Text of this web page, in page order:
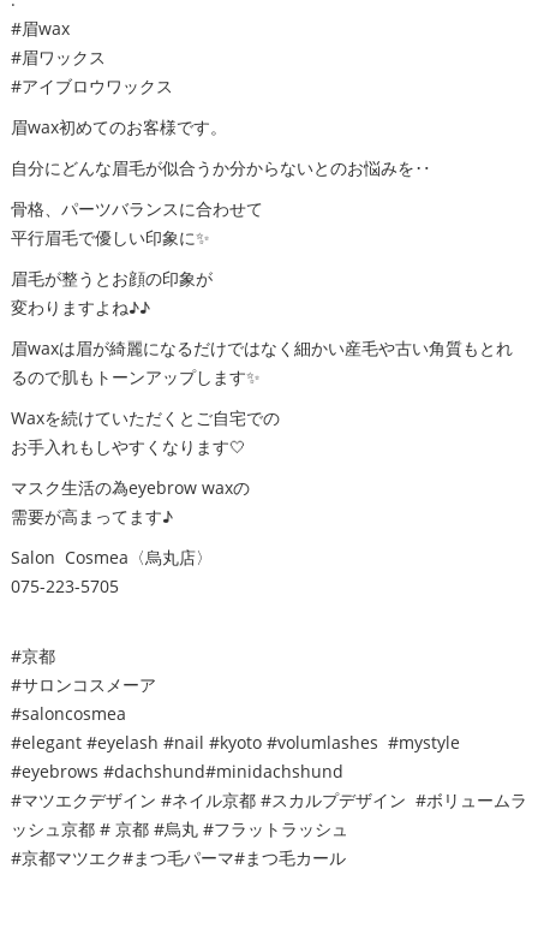
#眉wax
#眉ワックス
#アイブロウワックス
眉wax初めてのお客様です。
自分にどんな眉毛が似合うか分からないとのお悩みを‥
骨格、パーツバランスに合わせて
平行眉毛で優しい印象に✨
眉毛が整うとお顔の印象が
変わりますよね♪♪
眉waxは眉が綺麗になるだけではなく細かい産毛や古い角質もとれ
るので肌もトーンアップします✨
Waxを続けていただくとご自宅での
お手入れもしやすくなります🤍
マスク生活の為eyebrow waxの
需要が高まってます♪
Salon Cosmea〈烏丸店〉
075-223-5705
#京都
#サロンコスメーア
#saloncosmea
#elegant #eyelash #nail #kyoto #volumlashes #mystyle
#eyebrows #dachshund#minidachshund
#マツエクデザイン #ネイル京都 #スカルプデザイン #ボリュームラ
ッシュ京都 # 京都 #烏丸 #フラットラッシュ
#京都マツエク#まつ毛パーマ#まつ毛カール